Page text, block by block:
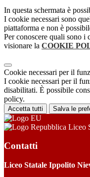
In questa schermata è
I cookie necessari sono
piattaforma e non è
Per conoscere quali sono i
visionare la COOKIE
Cookie necessari per il
I cookie necessari per il
disabilitati. È possibile
policy.
Accetta tutti Salva le
Liceo
Contatti
Liceo Statale Ippolito